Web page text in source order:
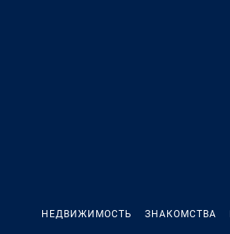
НЕДВИЖИМОСТЬ ЗНАКОМСТВА